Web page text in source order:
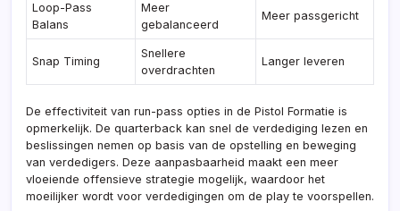
Loop-Pass
Balans
Meer
gebalanceerd
Meer passgericht
Snap Timing
Snellere
overdrachten
Langer leveren
De effectiviteit van run-pass opties in de Pistol Formatie is
opmerkelijk. De quarterback kan snel de verdediging lezen en
beslissingen nemen op basis van de opstelling en beweging
van verdedigers. Deze aanpasbaarheid maakt een meer
vloeiende offensieve strategie mogelijk, waardoor het
moeilijker wordt voor verdedigingen om de play te voorspellen.